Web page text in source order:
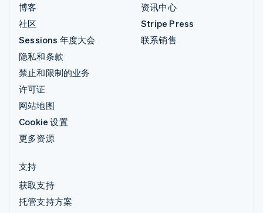
博客
社区
Sessions 年度大会
隐私和条款
禁止和限制的业务
许可证
网站地图
Cookie 设置
更多资源
资讯中心
Stripe Press
联系销售
支持
获取支持
托管支持方案